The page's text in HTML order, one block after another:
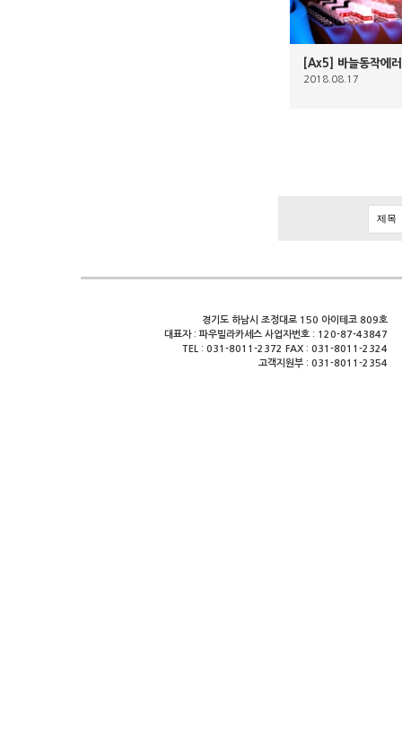
[Ax5] 바늘동작에
2018.08.17
경기도 하남시 조정대로 150 아이테코 809호
대표자 : 파우빌라카세스 사업자번호 : 120-87-43847
TEL : 031-8011-2372 FAX : 031-8011-2324
고객지원부 : 031-8011-2354